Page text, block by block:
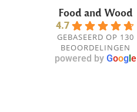
Food and Wood
4.7
GEBASEERD OP 130
BEOORDELINGEN
powered by Google